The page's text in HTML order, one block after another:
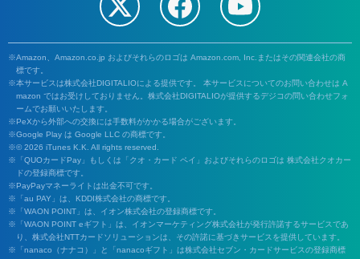
Amazon、Amazon.co.jp およびそれらのロゴは Amazon.com, Inc.またはその関連会社の商
標です。
本サービスは株式会社DIGITALIOによる提供です。 本サービスについてのお問い合わせは A
mazon ではお受けしておりません。株式会社DIGITALIOが提供するデジコの問い合わせフォ
ームでお願いいたします。
PeXから外部への交換には手数料がかかる場合がございます。
Google Play は Google LLC の商標です。
© 2026 iTunes K.K. All rights reserved.
「QUOカードPay」もしくは「クオ・カード ペイ」およびそれらのロゴは 株式会社クオカー
ドの登録商標です。
PayPayマネーライトは出金不可です。
「au PAY」は、KDDI株式会社の商標です。
「WAON POINT」は、イオン株式会社の登録商標です。
「WAON POINT eギフト」は、イオンマーケティング株式会社が発行許諾するサービスであ
り、株式会社NTTカードソリューションは、その許諾に基づきサービスを提供しています。
「nanaco（ナナコ）」と「nanacoギフト」は株式会社セブン・カードサービスの登録商標